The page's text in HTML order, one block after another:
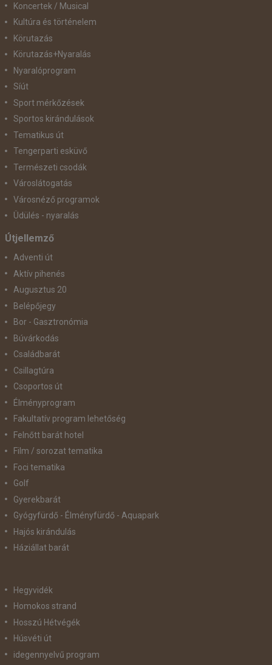
Koncertek / Musical
Kultúra és történelem
Körutazás
Körutazás+Nyaralás
Nyaralóprogram
Síút
Sport mérkőzések
Sportos kirándulások
Tematikus út
Tengerparti esküvő
Természeti csodák
Városlátogatás
Városnéző programok
Üdülés - nyaralás
Útjellemző
Adventi út
Aktív pihenés
Augusztus 20
Belépőjegy
Bor - Gasztronómia
Búvárkodás
Családbarát
Csillagtúra
Csoportos út
Élményprogram
Fakultatív program lehetőség
Felnőtt barát hotel
Film / sorozat tematika
Foci tematika
Golf
Gyerekbarát
Gyógyfürdő - Élményfürdő - Aquapark
Hajós kirándulás
Háziállat barát
Hegyvidék
Homokos strand
Hosszú Hétvégék
Húsvéti út
idegennyelvű program